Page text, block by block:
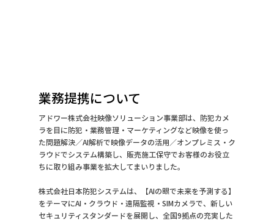
業務提携について
アドワー株式会社映像ソリューション事業部は、防犯カメ
ラを目に防犯・業務管理・マーケティングなど映像を使っ
た問題解決／AI解析で映像データの活用／オンプレミス・ク
ラウドでシステム構築し、販売施工保守でお客様のお役立
ちに取り組み事業を拡大してまいりました。
株式会社日本防犯システムは、【AIの眼で未来を予測する】
をテーマにAI・クラウド・遠隔監視・SIMカメラで、新しい
セキュリティスタンダードを展開し、全国9拠点の充実した